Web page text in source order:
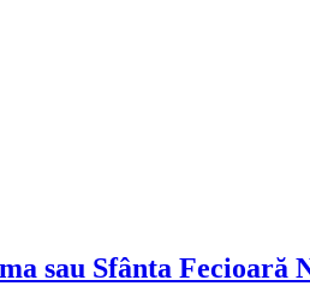
sau Sfânta Fecioară